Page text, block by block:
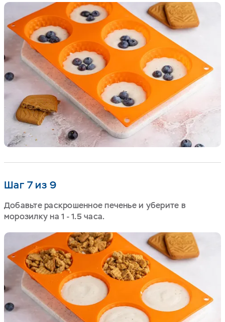
Шаг 7 из 9
Добавьте раскрошенное печенье и уберите в
морозилку на 1 - 1.5 часа.